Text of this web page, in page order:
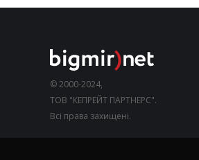
© 2000-2024,
ТОВ "КЕПРЕЙТ ПАРТНЕРС".
Всі права захищені.